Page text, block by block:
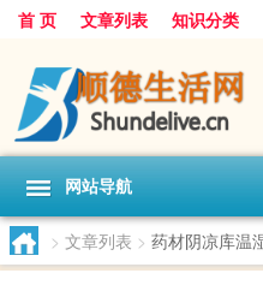
首 页 文章列表 知识分类
网站导航
> 文章列表 > 药材阴凉库温